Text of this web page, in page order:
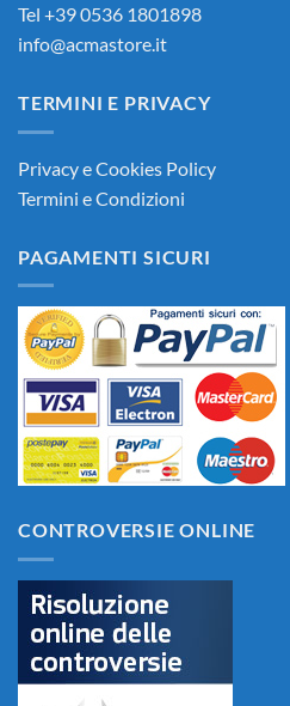
Tel +39 0536 1801898
info@acmastore.it
TERMINI E PRIVACY
Privacy e Cookies Policy
Termini e Condizioni
PAGAMENTI SICURI
CONTROVERSIE ONLINE